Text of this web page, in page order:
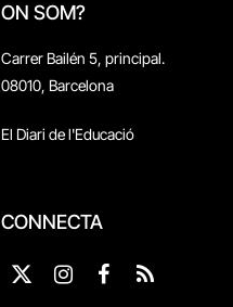
ON SOM?
Carrer Bailén 5, principal.
08010, Barcelona
El Diari de l'Educació
CONNECTA
X
Instagram
Facebook
RSS